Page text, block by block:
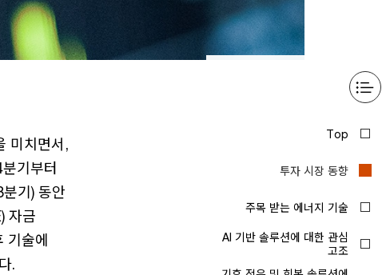
미치면서,
기부터
기) 동안
자금
기술에
.